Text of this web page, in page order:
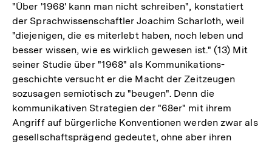
"Über '1968' kann man nicht schreiben", konstatiert
der Sprachwissenschaftler Joachim Scharloth, weil
"diejenigen, die es miterlebt haben, noch leben und
besser wissen, wie es wirklich gewesen ist." (13) Mit
seiner Studie über "1968" als Kommunikations-
geschichte versucht er die Macht der Zeitzeugen
sozusagen semiotisch zu "beugen". Denn die
kommunikativen Strategien der "68er" mit ihrem
Angriff auf bürgerliche Konventionen werden zwar als
gesellschaftsprägend gedeutet, ohne aber ihren